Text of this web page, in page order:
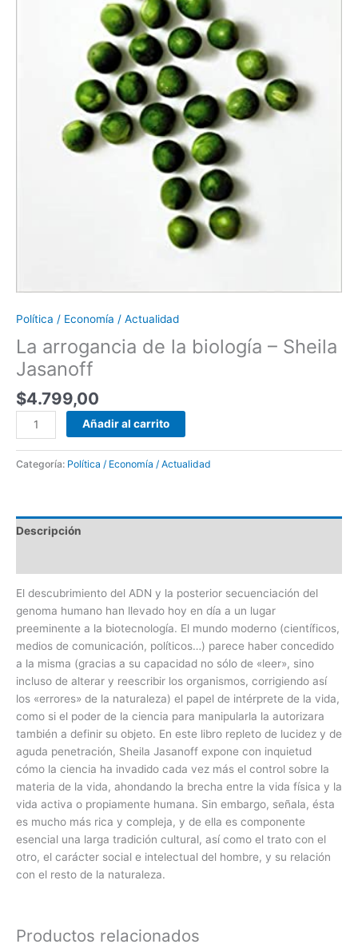
Política / Economía / Actualidad
La arrogancia de la biología – Sheila
Jasanoff
$4.799,00
Añadir al carrito
Categoría: Política / Economía / Actualidad
Descripción
El descubrimiento del ADN y la posterior secuenciación del
genoma humano han llevado hoy en día a un lugar
preeminente a la biotecnología. El mundo moderno (científicos,
medios de comunicación, políticos…) parece haber concedido
a la misma (gracias a su capacidad no sólo de «leer», sino
incluso de alterar y reescribir los organismos, corrigiendo así
los «errores» de la naturaleza) el papel de intérprete de la vida,
como si el poder de la ciencia para manipularla la autorizara
también a definir su objeto. En este libro repleto de lucidez y de
aguda penetración, Sheila Jasanoff expone con inquietud
cómo la ciencia ha invadido cada vez más el control sobre la
materia de la vida, ahondando la brecha entre la vida física y la
vida activa o propiamente humana. Sin embargo, señala, ésta
es mucho más rica y compleja, y de ella es componente
esencial una larga tradición cultural, así como el trato con el
otro, el carácter social e intelectual del hombre, y su relación
con el resto de la naturaleza.
Productos relacionados